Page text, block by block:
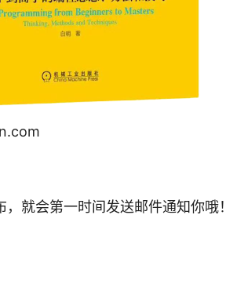
就会第一时间发送邮件通知你哦！